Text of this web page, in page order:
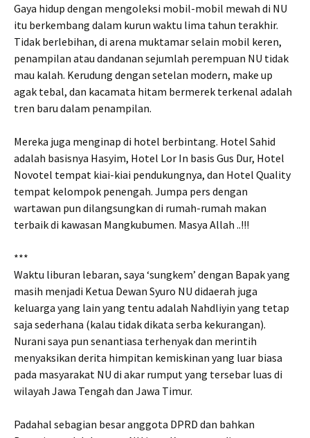
Gaya hidup dengan mengoleksi mobil-mobil mewah di NU
itu berkembang dalam kurun waktu lima tahun terakhir.
Tidak berlebihan, di arena muktamar selain mobil keren,
penampilan atau dandanan sejumlah perempuan NU tidak
mau kalah. Kerudung dengan setelan modern, make up
agak tebal, dan kacamata hitam bermerek terkenal adalah
tren baru dalam penampilan.
Mereka juga menginap di hotel berbintang. Hotel Sahid
adalah basisnya Hasyim, Hotel Lor In basis Gus Dur, Hotel
Novotel tempat kiai-kiai pendukungnya, dan Hotel Quality
tempat kelompok penengah. Jumpa pers dengan
wartawan pun dilangsungkan di rumah-rumah makan
terbaik di kawasan Mangkubumen. Masya Allah ..!!!
***
Waktu liburan lebaran, saya ‘sungkem’ dengan Bapak yang
masih menjadi Ketua Dewan Syuro NU didaerah juga
keluarga yang lain yang tentu adalah Nahdliyin yang tetap
saja sederhana (kalau tidak dikata serba kekurangan).
Nurani saya pun senantiasa terhenyak dan merintih
menyaksikan derita himpitan kemiskinan yang luar biasa
pada masyarakat NU di akar rumput yang tersebar luas di
wilayah Jawa Tengah dan Jawa Timur.
Padahal sebagian besar anggota DPRD dan bahkan